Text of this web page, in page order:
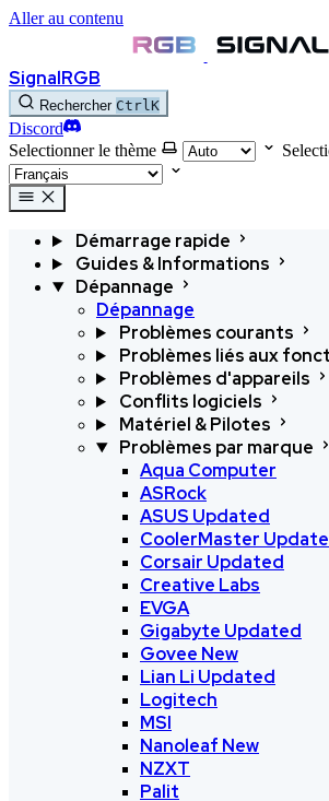
Aller au contenu
SignalRGB
Rechercher CtrlK
Discord
Selectionner le thème
Démarrage rapide
Guides & Informations
Dépannage
Dépannage
Problèmes courants
Problèmes liés aux
Problèmes d'appareils
Conflits logiciels
Matériel & Pilotes
Problèmes par marque
Aqua Computer
ASRock
ASUS Updated
CoolerMaster
Corsair Updated
Creative Labs
EVGA
Gigabyte Updated
Govee New
Lian Li Updated
Logitech
MSI
Nanoleaf New
NZXT
Palit